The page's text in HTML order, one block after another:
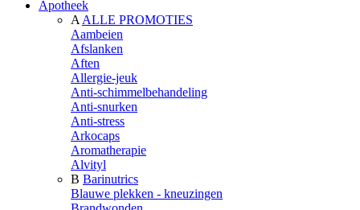
Apotheek
A ALLE PROMOTIES
Aambeien
Afslanken
Aften
Allergie-jeuk
Anti-schimmelbehandeling
Anti-snurken
Anti-stress
Arkocaps
Aromatherapie
Alvityl
B Barinutrics
Blauwe plekken - kneuzingen